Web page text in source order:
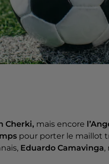
Cherki, mais encore
pour porter le maillot
Eduardo Camavinga,